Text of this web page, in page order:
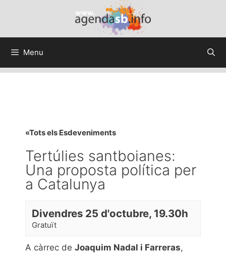
Menu
«Tots els Esdeveniments
Tertúlies santboianes:
Una proposta política per
a Catalunya
Divendres 25 d'octubre, 19.30h
Gratuït
A càrrec de Joaquim Nadal i Farreras,